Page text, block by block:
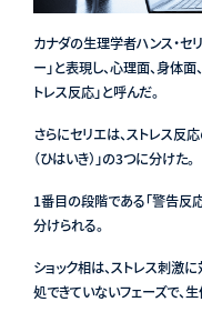
カナダの生理学者ハンス・セ
ー」と表現し、心理面、身体
トレス反応」と呼んだ。
さらにセリエは、ストレス反応
（ひはいき）」の3つに分けた。
1番目の段階である「警告反応
分けられる。
ショック相は、ストレス刺激
処できていないフェーズで、